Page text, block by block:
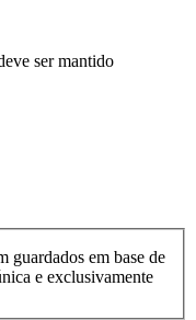
ser mantido
guardados em base de
e exclusivamente